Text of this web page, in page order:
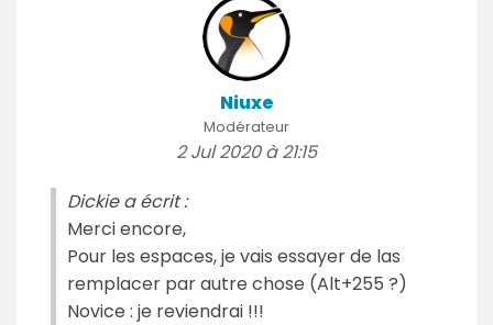
Niuxe
Modérateur
2 Jul 2020 à 21:15
Dickie a écrit :
Merci encore,
Pour les espaces, je vais essayer de las
remplacer par autre chose (Alt+255 ?)
Novice : je reviendrai !!!